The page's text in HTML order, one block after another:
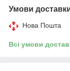
Умови
Нова Пошта
Всі умови